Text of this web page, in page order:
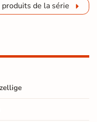
de la série